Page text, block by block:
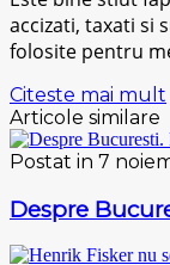
accizati, taxati si
folosite pentru
Citeste mai mult
Articole similare
Postat in 7
Despre